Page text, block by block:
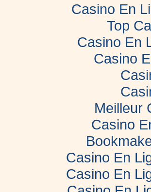
Casino En
Top
Casino En
Casino
Meilleur
Casino
Casino En
Casino En